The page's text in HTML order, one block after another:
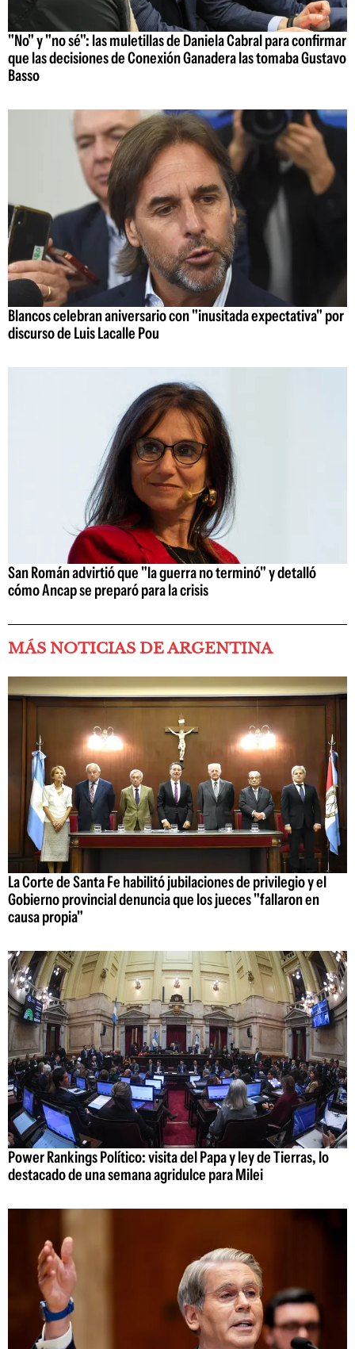
"No" y "no sé": las muletillas de Daniela Cabral para confirmar
que las decisiones de Conexión Ganadera las tomaba Gustavo
Basso
Blancos celebran aniversario con "inusitada expectativa" por
discurso de Luis Lacalle Pou
San Román advirtió que "la guerra no terminó" y detalló
cómo Ancap se preparó para la crisis
MÁS NOTICIAS DE ARGENTINA
La Corte de Santa Fe habilitó jubilaciones de privilegio y el
Gobierno provincial denuncia que los jueces "fallaron en
causa propia"
Power Rankings Político: visita del Papa y ley de Tierras, lo
destacado de una semana agridulce para Milei